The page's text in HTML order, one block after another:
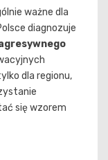
ważne dla
diagnozuje
dla regionu,
się wzorem